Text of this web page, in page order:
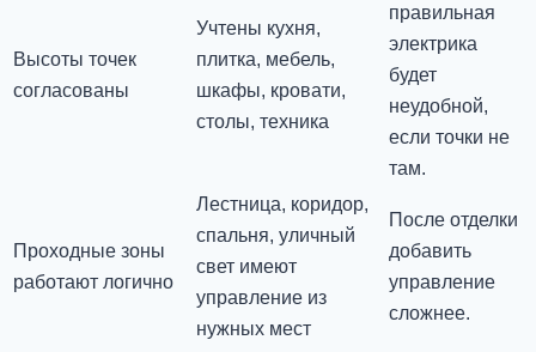
Высоты точек
согласованы
Учтены кухня,
плитка, мебель,
шкафы, кровати,
столы, техника
правильная
электрика
будет
неудобной,
если точки не
там.
Проходные зоны
работают логично
Лестница, коридор,
спальня, уличный
свет имеют
управление из
нужных мест
После отделки
добавить
управление
сложнее.